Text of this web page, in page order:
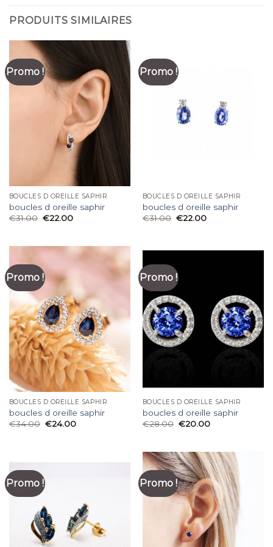
PRODUITS SIMILAIRES
Promo !
BOUCLES D OREILLE SAPHIR
boucles d oreille saphir
€31.00 €22.00
Promo !
BOUCLES D OREILLE SAPHIR
boucles d oreille saphir
€31.00 €22.00
Promo !
BOUCLES D OREILLE SAPHIR
boucles d oreille saphir
€34.00 €24.00
Promo !
BOUCLES D OREILLE SAPHIR
boucles d oreille saphir
€28.00 €20.00
Promo ! Promo !